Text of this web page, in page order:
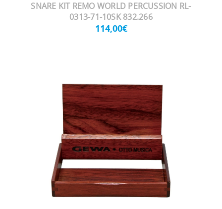
SNARE KIT REMO WORLD PERCUSSION RL-
0313-71-10SK 832.266
114,00€